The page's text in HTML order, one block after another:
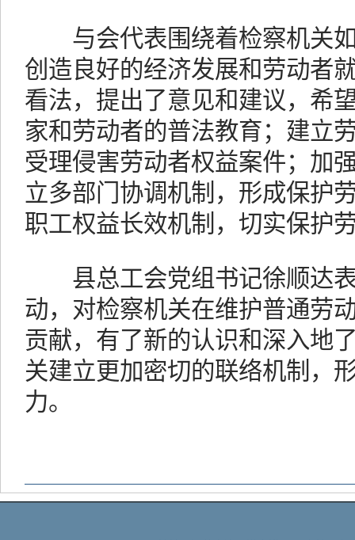
与会代表围绕着检察机关如
创造良好的经济发展和劳动者
看法，提出了意见和建议，希
家和劳动者的普法教育；建立
受理侵害劳动者权益案件；加
立多部门协调机制，形成保护
职工权益长效机制，切实保护
县总工会党组书记徐顺达表
动，对检察机关在维护普通劳
贡献，有了新的认识和深入地
关建立更加密切的联络机制，
力。